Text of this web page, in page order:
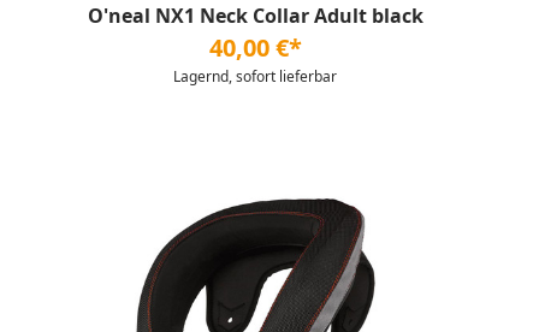
O'neal NX1 Neck Collar Adult black
40,00 €*
Lagernd, sofort lieferbar